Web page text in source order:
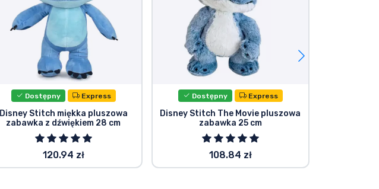
Dostępny Express
Disney Stitch miękka pluszowa
zabawka z dźwiękiem 28 cm
120.94 zł
Dostępny Express
Disney Stitch The Movie pluszowa
zabawka 25 cm
108.84 zł